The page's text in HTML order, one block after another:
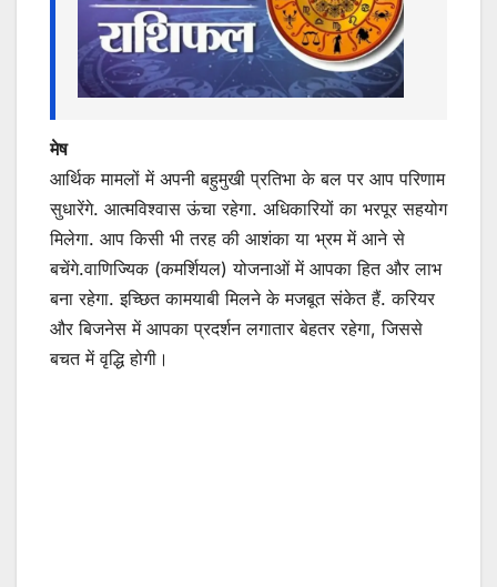
मेष
आर्थिक मामलों में अपनी बहुमुखी प्रतिभा के बल पर आप परिणाम
सुधारेंगे. आत्मविश्वास ऊंचा रहेगा. अधिकारियों का भरपूर सहयोग
मिलेगा. आप किसी भी तरह की आशंका या भ्रम में आने से
बचेंगे.वाणिज्यिक (कमर्शियल) योजनाओं में आपका हित और लाभ
बना रहेगा. इच्छित कामयाबी मिलने के मजबूत संकेत हैं. करियर
और बिजनेस में आपका प्रदर्शन लगातार बेहतर रहेगा, जिससे
बचत में वृद्धि होगी।